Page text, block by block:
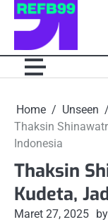
Skip
Home
Unseen
Thaksin
Indonesia
Thaksin
Kudeta,
Maret 27, 2025